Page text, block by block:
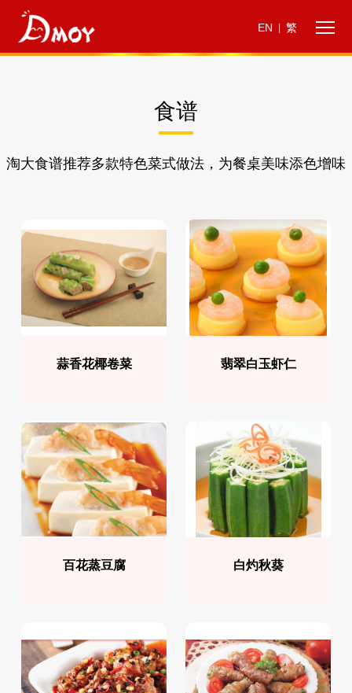
EN 繁
食谱
淘大食谱推荐多款特色菜式做法，为餐桌美味添色增味
蒜香花椰卷菜 翡翠白玉虾仁
百花蒸豆腐 白灼秋葵